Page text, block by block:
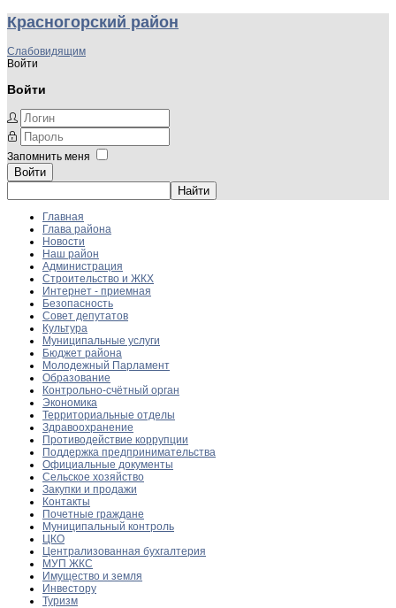
Красногорский район
Слабовидящим
Войти
Войти
Запомнить меня
Войти
Главная
Глава района
Новости
Наш район
Администрация
Строительство и ЖКХ
Интернет - приемная
Безопасность
Совет депутатов
Культура
Муниципальные услуги
Бюджет района
Молодежный Парламент
Образование
Контрольно-счётный орган
Экономика
Территориальные отделы
Здравоохранение
Противодействие коррупции
Поддержка предпринимательства
Официальные документы
Сельское хозяйство
Закупки и продажи
Контакты
Почетные граждане
Муниципальный контроль
ЦКО
Централизованная бухгалтерия
МУП ЖКС
Имущество и земля
Инвестору
Туризм